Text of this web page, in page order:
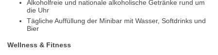
Alkoholfreie und nationale alkoholische Getränke rund um
die Uhr
Tägliche Auffüllung der Minibar mit Wasser, Softdrinks und
Bier
Wellness & Fitness